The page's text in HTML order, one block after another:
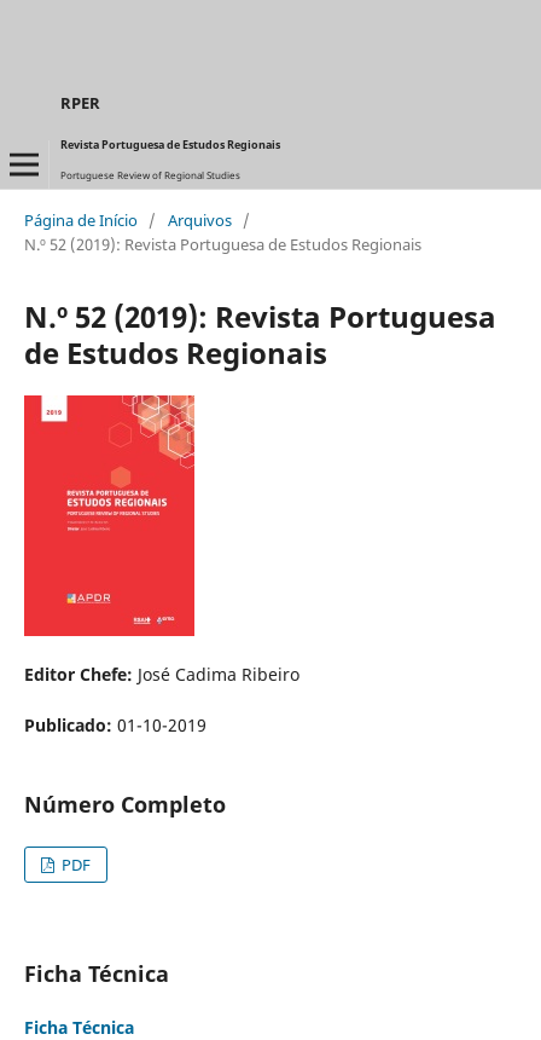
RPER
Revista Portuguesa de Estudos Regionais
Portuguese Review of Regional Studies
Página de Início / Arquivos /
N.º 52 (2019): Revista Portuguesa de Estudos Regionais
N.º 52 (2019): Revista Portuguesa
de Estudos Regionais
Editor Chefe: José Cadima Ribeiro
Publicado: 01-10-2019
Número Completo
PDF
Ficha Técnica
Ficha Técnica